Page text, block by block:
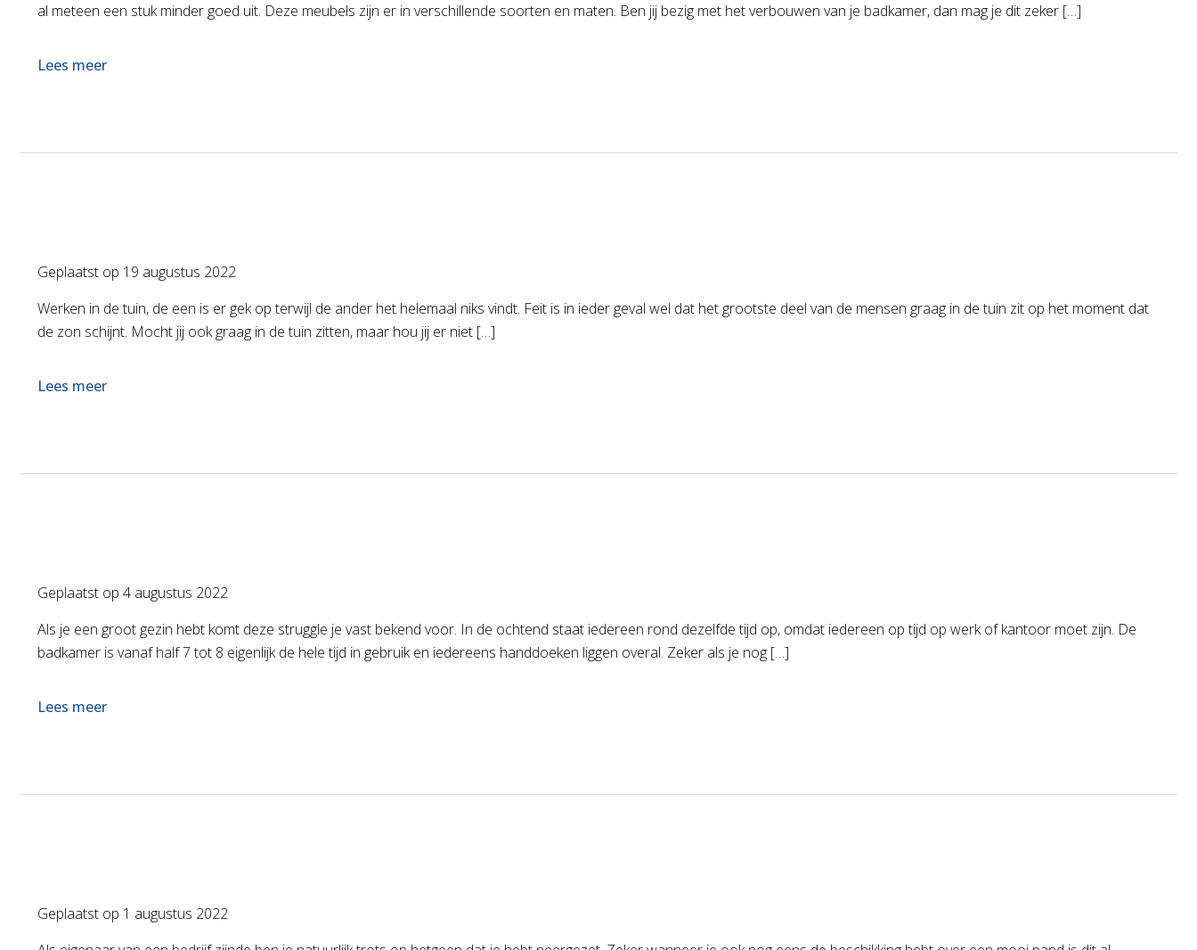
al meteen een stuk minder goed uit. Deze meubels zijn er in verschillende soorten en maten. Ben jij bezig met het verbouwen van je badkamer, dan mag je dit zeker […]
Lees meer
Geplaatst op 19 augustus 2022
Werken in de tuin, de een is er gek op terwijl de ander het helemaal niks vindt. Feit is in ieder geval wel dat het grootste deel van de mensen graag in de tuin zit op het moment dat
de zon schijnt. Mocht jij ook graag in de tuin zitten, maar hou jij er niet […]
Lees meer
Geplaatst op 4 augustus 2022
Als je een groot gezin hebt komt deze struggle je vast bekend voor. In de ochtend staat iedereen rond dezelfde tijd op, omdat iedereen op tijd op werk of kantoor moet zijn. De
badkamer is vanaf half 7 tot 8 eigenlijk de hele tijd in gebruik en iedereens handdoeken liggen overal. Zeker als je nog […]
Lees meer
Geplaatst op 1 augustus 2022